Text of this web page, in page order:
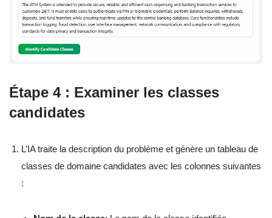
Étape 4 : Examiner les classes
candidates
L’IA traite la description du problème et génère un tableau de
classes de domaine candidates avec les colonnes suivantes
: